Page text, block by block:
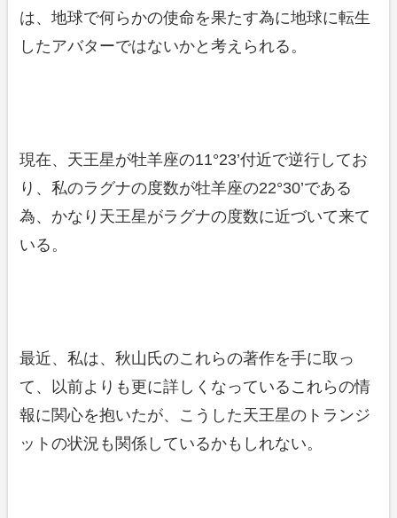
は、地球で何らかの使命を果たす為に地球に転生
したアバターではないかと考えられる。
現在、天王星が牡羊座の11°23’付近で逆行してお
り、私のラグナの度数が牡羊座の22°30’である
為、かなり天王星がラグナの度数に近づいて来て
いる。
最近、私は、秋山氏のこれらの著作を手に取っ
て、以前よりも更に詳しくなっているこれらの情
報に関心を抱いたが、こうした天王星のトランジ
ットの状況も関係しているかもしれない。